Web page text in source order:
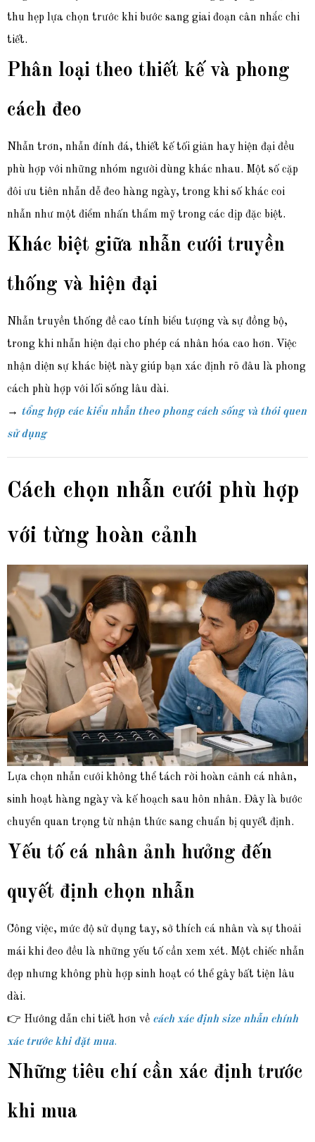
thu hẹp lựa chọn trước khi bước sang giai đoạn cân nhắc chi
tiết.
Phân loại theo thiết kế và phong
cách đeo
Nhẫn trơn, nhẫn đính đá, thiết kế tối giản hay hiện đại đều
phù hợp với những nhóm người dùng khác nhau. Một số cặp
đôi ưu tiên nhẫn dễ đeo hàng ngày, trong khi số khác coi
nhẫn như một điểm nhấn thẩm mỹ trong các dịp đặc biệt.
Khác biệt giữa nhẫn cưới truyền
thống và hiện đại
Nhẫn truyền thống đề cao tính biểu tượng và sự đồng bộ,
trong khi nhẫn hiện đại cho phép cá nhân hóa cao hơn. Việc
nhận diện sự khác biệt này giúp bạn xác định rõ đâu là phong
cách phù hợp với lối sống lâu dài.
→ tổng hợp các kiểu nhẫn theo phong cách sống và thói quen
sử dụng
Cách chọn nhẫn cưới phù hợp
với từng hoàn cảnh
Lựa chọn nhẫn cưới không thể tách rời hoàn cảnh cá nhân,
sinh hoạt hàng ngày và kế hoạch sau hôn nhân. Đây là bước
chuyển quan trọng từ nhận thức sang chuẩn bị quyết định.
Yếu tố cá nhân ảnh hưởng đến
quyết định chọn nhẫn
Công việc, mức độ sử dụng tay, sở thích cá nhân và sự thoải
mái khi đeo đều là những yếu tố cần xem xét. Một chiếc nhẫn
đẹp nhưng không phù hợp sinh hoạt có thể gây bất tiện lâu
dài.
👉 Hướng dẫn chi tiết hơn về cách xác định size nhẫn chính
xác trước khi đặt mua.
Những tiêu chí cần xác định trước
khi mua